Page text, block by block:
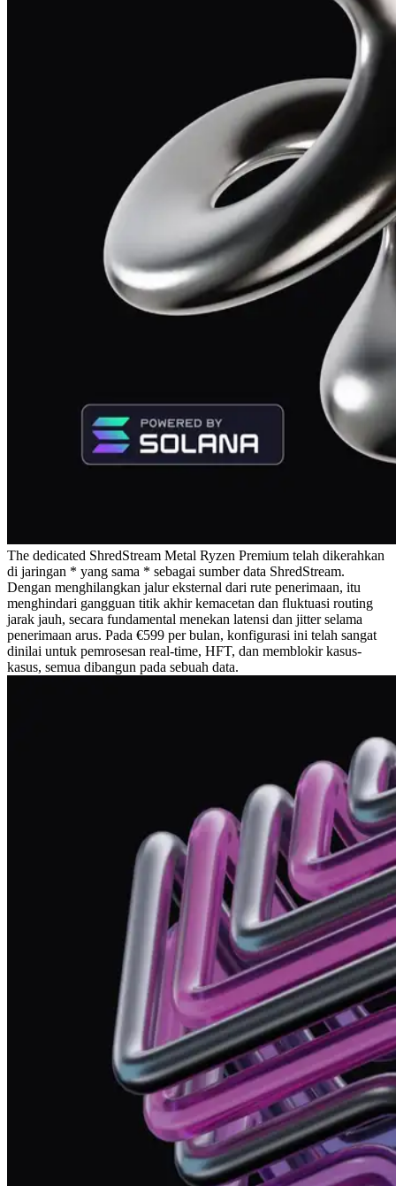
The dedicated ShredStream Metal Ryzen Premium telah dikerahkan
di jaringan * yang sama * sebagai sumber data ShredStream.
Dengan menghilangkan jalur eksternal dari rute penerimaan, itu
menghindari gangguan titik akhir kemacetan dan fluktuasi routing
jarak jauh, secara fundamental menekan latensi dan jitter selama
penerimaan arus. Pada €599 per bulan, konfigurasi ini telah sangat
dinilai untuk pemrosesan real-time, HFT, dan memblokir kasus-
kasus, semua dibangun pada sebuah data.